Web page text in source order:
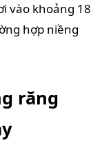
vào khoảng 18
hợp niềng
răng